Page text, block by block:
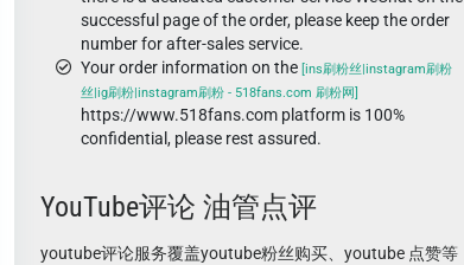
successful page of the order, please keep the order
number for after-sales service.
Your order information on the [ins刷粉丝|instagram刷粉
丝|ig刷粉|instagram刷粉 - 518fans.com 刷粉网]
https://www.518fans.com platform is 100%
confidential, please rest assured.
YouTube评论 油管点评
youtube评论服务覆盖youtube粉丝购买、youtube 点赞等